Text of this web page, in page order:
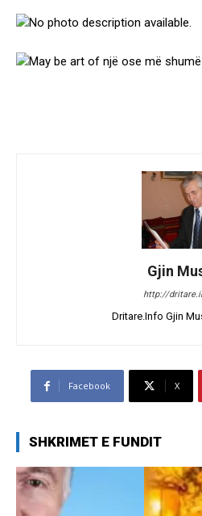
Gjin
http://
Dritare.Info Gjin
Facebook X
SHKRIMET E FUNDIT